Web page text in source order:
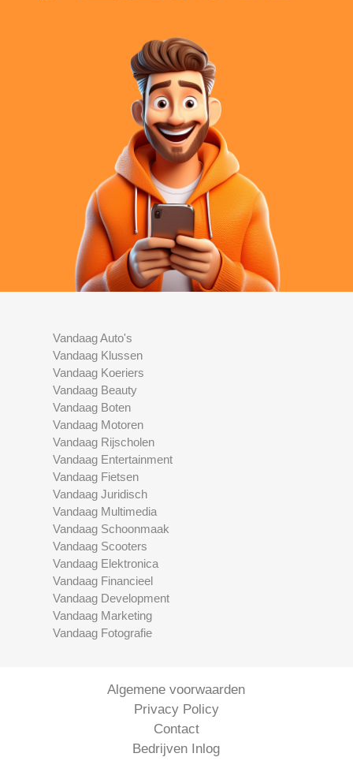
Vandaag Auto's
Vandaag Klussen
Vandaag Koeriers
Vandaag Beauty
Vandaag Boten
Vandaag Motoren
Vandaag Rijscholen
Vandaag Entertainment
Vandaag Fietsen
Vandaag Juridisch
Vandaag Multimedia
Vandaag Schoonmaak
Vandaag Scooters
Vandaag Elektronica
Vandaag Financieel
Vandaag Development
Vandaag Marketing
Vandaag Fotografie
Algemene voorwaarden
Privacy Policy
Contact
Bedrijven Inlog